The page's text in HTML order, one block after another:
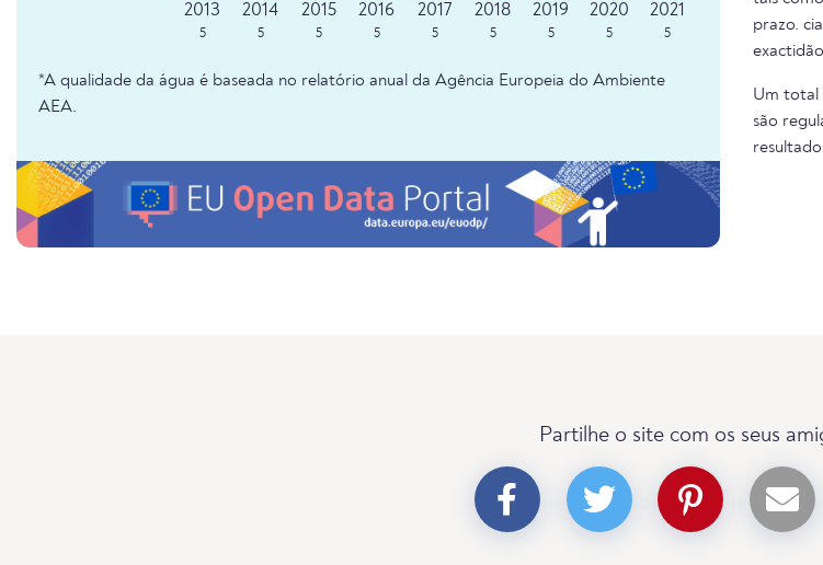
5 5 5 5 5 5 5 5 5
*A qualidade da água é baseada no relatório anual da Agência Europeia do Ambiente
AEA.
prazo.
Um total
são
Partilhe o site com os seus